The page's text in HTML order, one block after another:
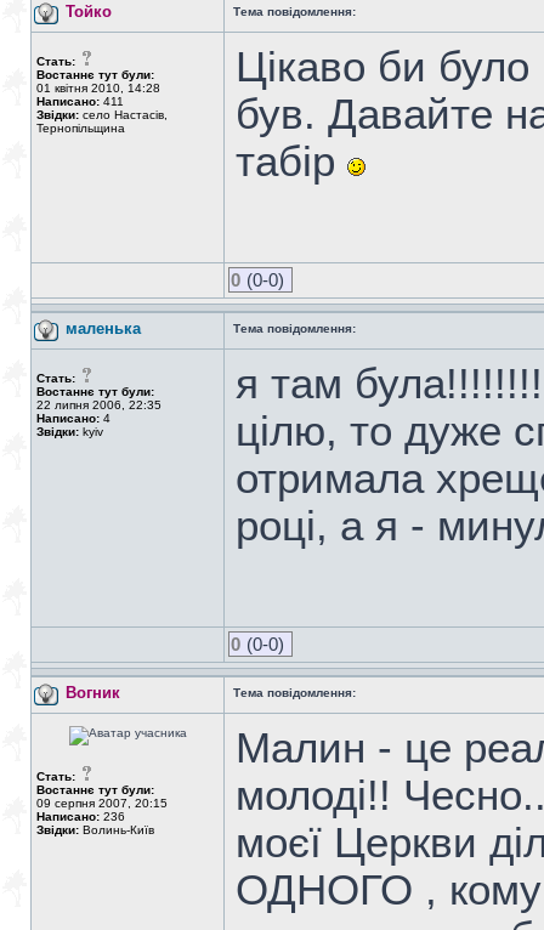
Тойко Тема повідомлення:
Стать:
Востаннє тут були:
01 квітня 2010, 14:28
Написано: 411
Звідки: село Настасів,
Тернопільщина
Цікаво би
був. Давайте
табір
0 (0-0)
маленька Тема повідомлення:
Стать:
Востаннє тут були:
22 липня 2006, 22:35
Написано: 4
Звідки: kyiv
я там
цілю, то дуже
отримала
році, а я -
0 (0-0)
Вогник Тема повідомлення:
Стать:
Востаннє тут були:
09 серпня 2007, 20:15
Написано: 236
Звідки: Волинь-Київ
Малин - це
молоді!!
моєї Церкви
ОДНОГО , кому